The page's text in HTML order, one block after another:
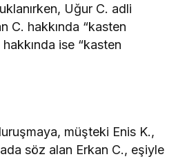
Uğur C. adli
C. hakkında “kasten
ise “kasten
müşteki Enis K.,
söz alan Erkan C., eşiyle